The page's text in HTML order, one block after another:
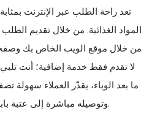
تعد راحة الطلب عبر الإنترنت
المواد الغذائية. من خلال تقديم
من خلال موقع الويب الخاص بك
لا تقدم فقط خدمة إضافية؛ أنت
ما بعد الوباء، يقدّر العملاء سهولة
وتوصيله مباشرة إلى عتبة بابهم، وكل ذلك من راحة منازلهم.